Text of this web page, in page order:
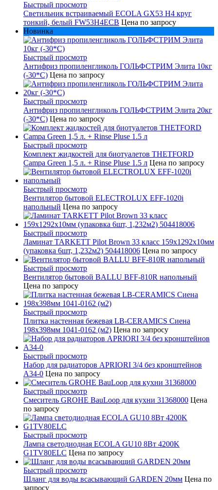
Быстрый просмотр
Светильник встраиваемый ECOLA GX53 H4 круг
тонкий, белый FW53H4ECB Цена по запросу
Новинка
Быстрый просмотр
Антифриз пропиленгликоль ГОЛЬФСТРИМ Элита 10кг
(-30*С) Цена по запросу
Быстрый просмотр
Антифриз пропиленгликоль ГОЛЬФСТРИМ Элита 20кг
(-30*С) Цена по запросу
Быстрый просмотр
Комплект жидкостей для биотуалетов THETFORD
Campa Green 1,5 л. + Rinse Pluse 1.5 л Цена по запросу
Быстрый просмотр
Вентилятор бытовой ELECTROLUX EFF-1020i
напольный Цена по запросу
Быстрый просмотр
Ламинат TARKETT Pilot Brown 33 класс 159х1292х10мм
(упаковка 6шт, 1,232м2) 504418006 Цена по запросу
Быстрый просмотр
Вентилятор бытовой BALLU BFF-810R напольный
Цена по запросу
Быстрый просмотр
Плитка настенная бежевая LB-CERAMICS Сиена
198x398мм 1041-0162 (м2) Цена по запросу
Быстрый просмотр
Набор для радиаторов APRIORI 3/4 без кронштейнов
A34-0 Цена по запросу
Быстрый просмотр
Смеситель GROHE BauLoop для кухни 31368000 Цена
по запросу
Быстрый просмотр
Лампа светодиодная ECOLA GU10 8Вт 4200K
G1TV80ELC Цена по запросу
Быстрый просмотр
Шланг для воды всасывающий GARDEN 20мм Цена по
запросу